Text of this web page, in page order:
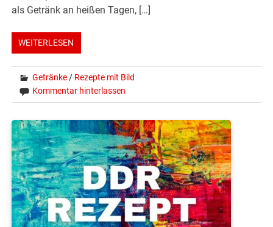
als Getränk an heißen Tagen, […]
WEITERLESEN
Getränke / Rezepte mit Bild
Kommentar hinterlassen